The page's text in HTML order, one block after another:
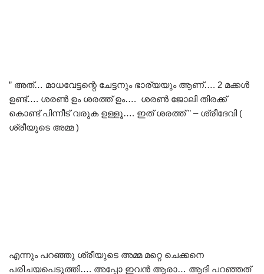
” അത്… മാധവേട്ടന്റെ ചേട്ടനും ഭാര്യയും ആണ്…. 2 മക്കൾ
ഉണ്ട്…. ശരൺ ഉം ശരത്ത് ഉം…. ശരൺ ജോലി തിരക്ക്
കൊണ്ട് പിന്നീട് വരുക ഉള്ളൂ…. ഇത് ശരത്ത് ” – ശ്രീദേവി (
ശ്രീയുടെ അമ്മ )
എന്നും പറഞ്ഞു ശ്രീയുടെ അമ്മ മറ്റെ ചെക്കനെ
പരിചയപെടുത്തി…. അപ്പോ ഇവൻ ആരാ… ആദി പറഞ്ഞത്